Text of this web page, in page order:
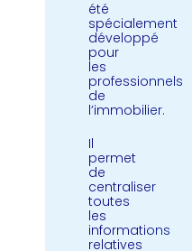
été
spécialement
développé
pour
les
professionnels
de
l’immobilier.
Il
permet
de
centraliser
toutes
les
informations
relatives